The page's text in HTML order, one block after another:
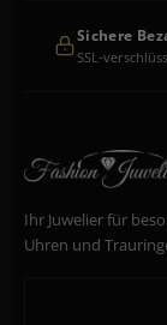
Sichere
SSL-
Ihr Juwelier für
Uhren und